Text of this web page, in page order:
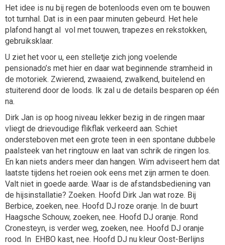
Het idee is nu bij regen de botenloods even om te bouwen
tot turnhal. Dat is in een paar minuten gebeurd. Het hele
plafond hangt al vol met touwen, trapezes en rekstokken,
gebruiksklaar.
U ziet het voor u, een stelletje zich jong voelende
pensionado’s met hier en daar wat beginnende stramheid in
de motoriek. Zwierend, zwaaiend, zwalkend, buitelend en
stuiterend door de loods. Ik zal u de details besparen op één
na.
Dirk Jan is op hoog niveau lekker bezig in de ringen maar
vliegt de drievoudige flikflak verkeerd aan. Schiet
ondersteboven met een grote teen in een spontane dubbele
paalsteek van het ringtouw en laat van schrik de ringen los.
En kan niets anders meer dan hangen. Wim adviseert hem dat
laatste tijdens het roeien ook eens met zijn armen te doen.
Valt niet in goede aarde. Waar is de afstandsbediening van
de hijsinstallatie? Zoeken. Hoofd Dirk Jan wat roze. Bij
Berbice, zoeken, nee. Hoofd DJ roze oranje. In de buurt
Haagsche Schouw, zoeken, nee. Hoofd DJ oranje. Rond
Cronesteyn, is verder weg, zoeken, nee. Hoofd DJ oranje
rood. In EHBO kast, nee. Hoofd DJ nu kleur Oost-Berlijns